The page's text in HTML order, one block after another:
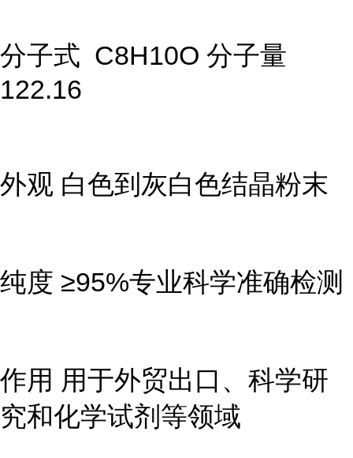
分子式 C8H10O 分子量
122.16
外观 白色到灰白色结晶粉末
纯度 ≥95%专业科学准确检测
作用 用于外贸出口、科学研
究和化学试剂等领域